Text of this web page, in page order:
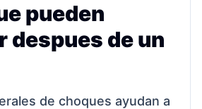
pueden
despues de un
de choques ayudan a